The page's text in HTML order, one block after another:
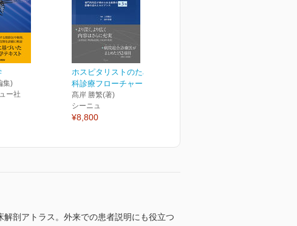
集)
ー社
ホスピタリストのための内
科診療フローチャート 第...
髙岸 勝繁(著)
シーニュ
¥8,800
剖アトラス。外来での患者説明にも役立つ